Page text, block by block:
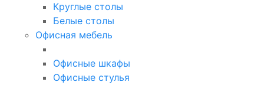
Круглые столы
Белые столы
Офисная мебель
Офисные шкафы
Офисные стулья